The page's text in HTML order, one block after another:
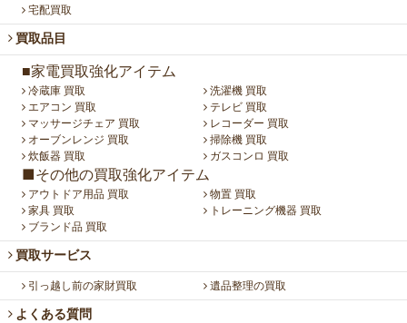
宅配買取
買取品目
■家電買取強化アイテム
冷蔵庫 買取
洗濯機 買取
エアコン 買取
テレビ 買取
マッサージチェア 買取
レコーダー 買取
オーブンレンジ 買取
掃除機 買取
炊飯器 買取
ガスコンロ 買取
■その他の買取強化アイテム
アウトドア用品 買取
物置 買取
家具 買取
トレーニング機器 買取
ブランド品 買取
買取サービス
引っ越し前の家財買取 遺品整理の買取
よくある質問